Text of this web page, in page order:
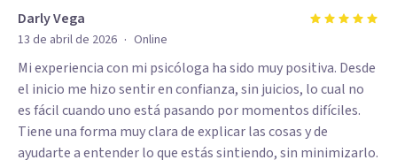
Darly Vega
13 de abril de 2026 · Online
Mi experiencia con mi psicóloga ha sido muy positiva. Desde
el inicio me hizo sentir en confianza, sin juicios, lo cual no
es fácil cuando uno está pasando por momentos difíciles.
Tiene una forma muy clara de explicar las cosas y de
ayudarte a entender lo que estás sintiendo, sin minimizarlo.